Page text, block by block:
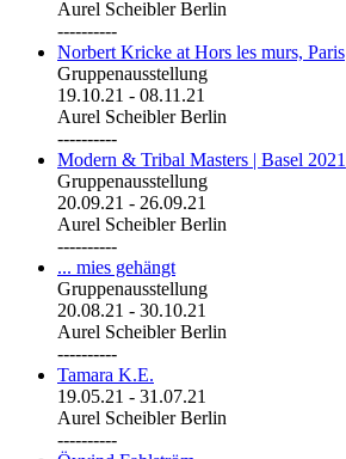
Aurel Scheibler Berlin
----------
Norbert Kricke at Hors les murs, Paris
Gruppenausstellung
19.10.21 - 08.11.21
Aurel Scheibler Berlin
----------
Modern & Tribal Masters | Basel 2021
Gruppenausstellung
20.09.21 - 26.09.21
Aurel Scheibler Berlin
----------
... mies gehängt
Gruppenausstellung
20.08.21 - 30.10.21
Aurel Scheibler Berlin
----------
Tamara K.E.
19.05.21 - 31.07.21
Aurel Scheibler Berlin
----------